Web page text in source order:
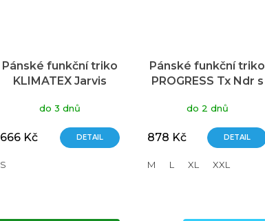
Pánské funkční triko
KLIMATEX Jarvis
do 3 dnů
666 Kč DETAIL
S
Pánské funkční triko
PROGRESS Tx Ndr s
modré
do 2 dnů
878 Kč DETAIL
M L XL XXL